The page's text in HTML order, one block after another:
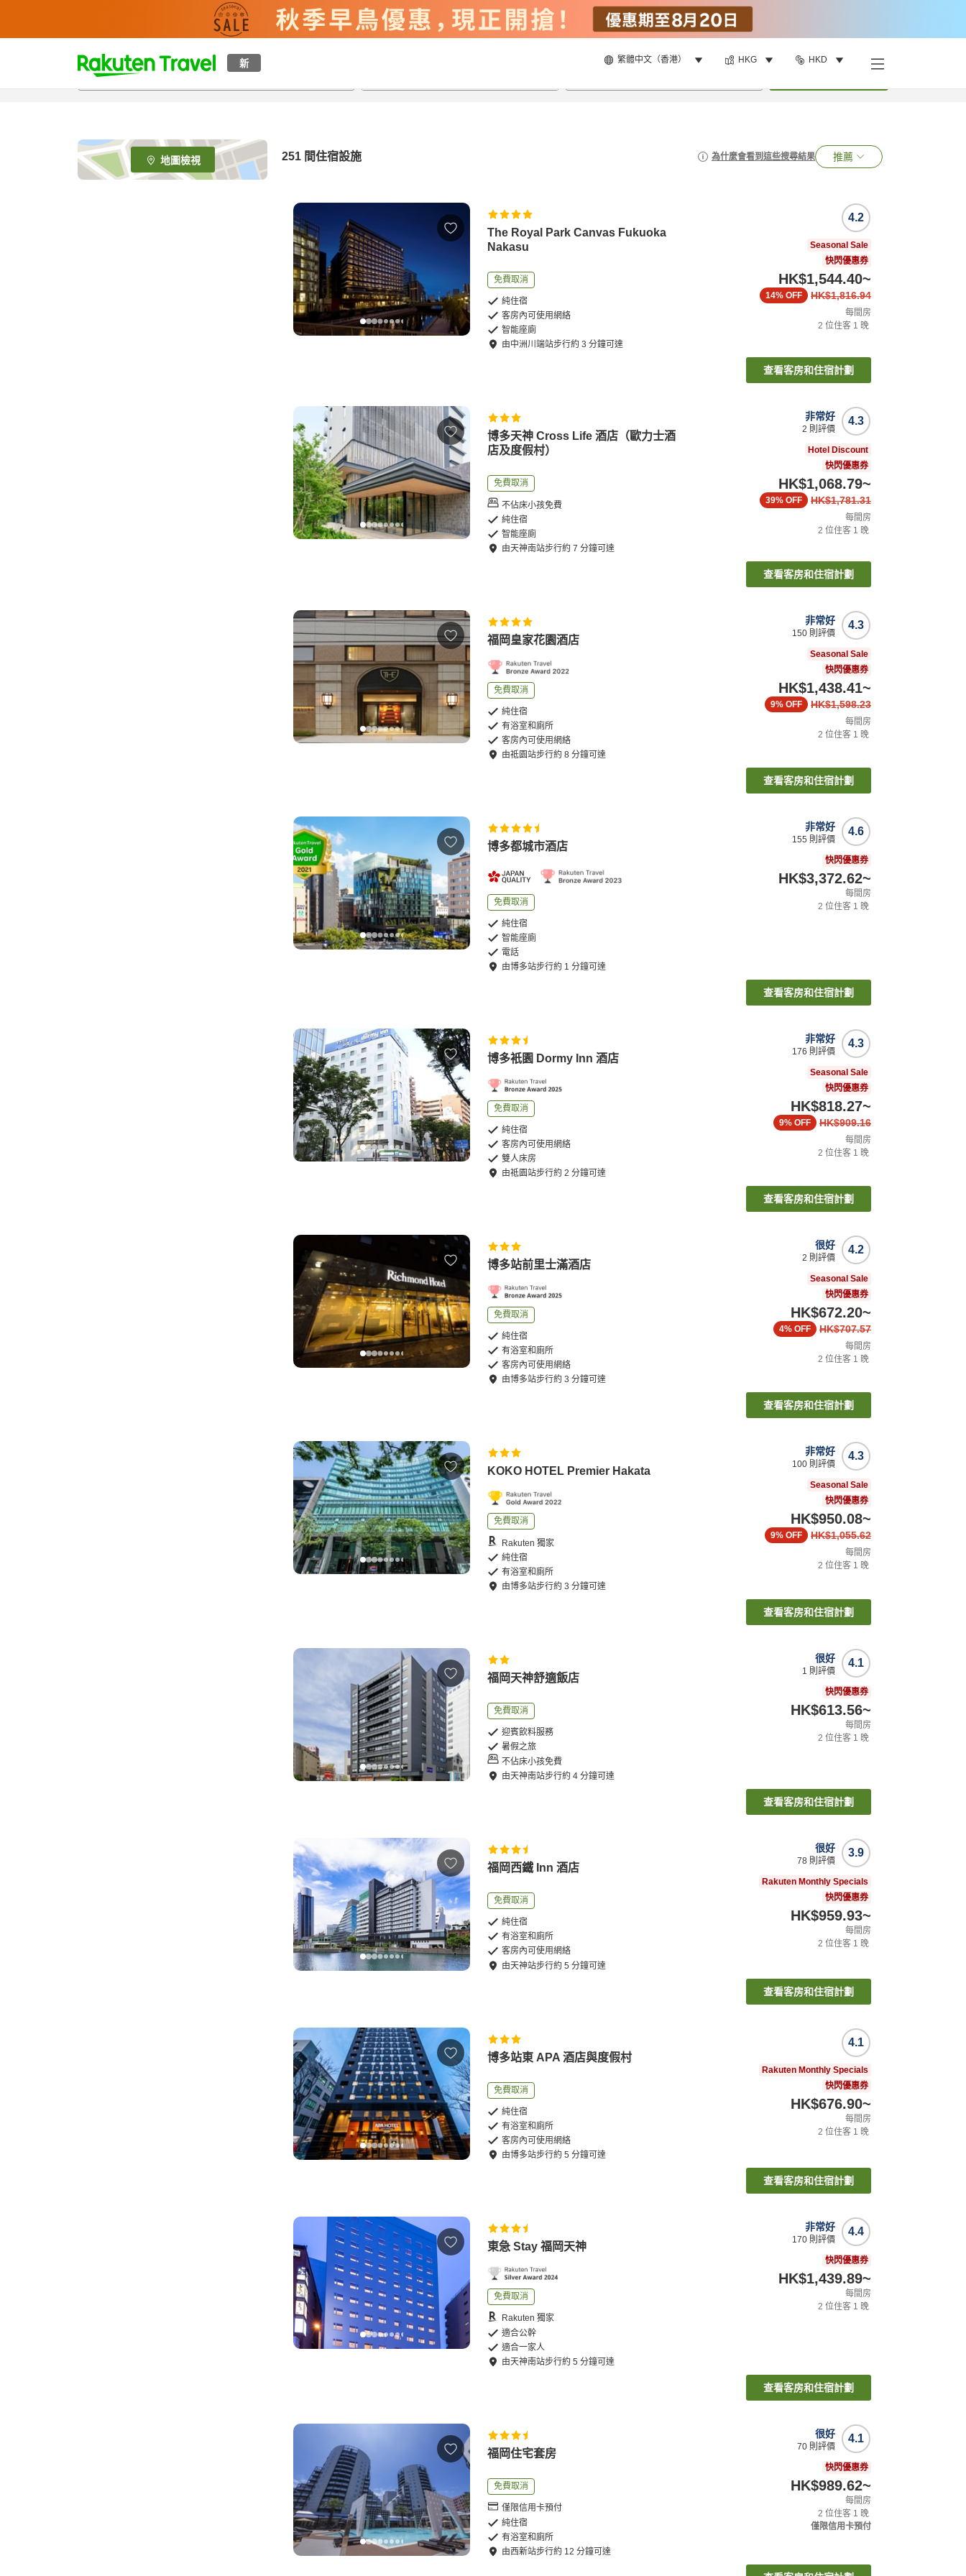
新 繁體中文（香港） HKG HKD
t
p
e
_
s
地圖檢視 251 間住宿設施 為什麼會看到這些搜尋結果 推薦
The Royal Park Canvas Fukuoka
Nakasu
免費取消
純住宿
客房內可使用網絡
智能座廁
由中洲川端站步行約3 分鐘可達
4.2
Seasonal Sale
快閃優惠券
HK$1,544.40~
HK$1,816.94
14% OFF
每間房
2 位住客 1 晚
查看客房和住宿計劃
博多天神 Cross Life 酒店（歐力士酒
店及度假村）
免費取消
不佔床小孩免費
純住宿
智能座廁
由天神南站步行約7 分鐘可達
4.3
非常好
2 則評價
Hotel Discount
快閃優惠券
HK$1,068.79~
HK$1,781.31
39% OFF
每間房
2 位住客 1 晚
查看客房和住宿計劃
福岡皇家花園酒店
免費取消
純住宿
有浴室和廁所
客房內可使用網絡
由祗園站步行約8 分鐘可達
4.3
非常好
150 則評價
Seasonal Sale
快閃優惠券
HK$1,438.41~
HK$1,598.23
9% OFF
每間房
2 位住客 1 晚
查看客房和住宿計劃
博多都城市酒店
免費取消
純住宿
智能座廁
電話
由博多站步行約 1 分鐘可達
4.6
非常好
155 則評價
快閃優惠券
HK$3,372.62~
每間房
2 位住客 1 晚
查看客房和住宿計劃
博多衹園 Dormy Inn 酒店
免費取消
純住宿
客房內可使用網絡
雙人床房
由祗園站步行約2 分鐘可達
4.3
非常好
176 則評價
Seasonal Sale
快閃優惠券
HK$818.27~
HK$909.16
9% OFF
每間房
2 位住客 1 晚
查看客房和住宿計劃
博多站前里士滿酒店
免費取消
純住宿
有浴室和廁所
客房內可使用網絡
由博多站步行約3 分鐘可達
4.2
很好
2 則評價
Seasonal Sale
快閃優惠券
HK$672.20~
HK$707.57
4% OFF
每間房
2 位住客 1 晚
查看客房和住宿計劃
KOKO HOTEL Premier Hakata
免費取消
Rakuten 獨家
純住宿
有浴室和廁所
由博多站步行約3 分鐘可達
4.3
非常好
100 則評價
Seasonal Sale
快閃優惠券
HK$950.08~
HK$1,055.62
9% OFF
每間房
2 位住客 1 晚
查看客房和住宿計劃
福岡天神舒適飯店
免費取消
迎賓飲料服務
暑假之旅
不佔床小孩免費
由天神南站步行約4 分鐘可達
4.1
很好
1 則評價
快閃優惠券
HK$613.56~
每間房
2 位住客 1 晚
查看客房和住宿計劃
福岡西鐵 Inn 酒店
免費取消
純住宿
有浴室和廁所
客房內可使用網絡
由天神站步行約5 分鐘可達
3.9
很好
78 則評價
Rakuten Monthly Specials
快閃優惠券
HK$959.93~
每間房
2 位住客 1 晚
查看客房和住宿計劃
博多站東 APA 酒店與度假村
免費取消
純住宿
有浴室和廁所
客房內可使用網絡
由博多站步行約5 分鐘可達
4.1
Rakuten Monthly Specials
快閃優惠券
HK$676.90~
每間房
2 位住客 1 晚
查看客房和住宿計劃
東急 Stay 福岡天神
免費取消
Rakuten 獨家
適合公幹
適合一家人
由天神南站步行約5 分鐘可達
4.4
非常好
170 則評價
快閃優惠券
HK$1,439.89~
每間房
2 位住客 1 晚
查看客房和住宿計劃
福岡住宅套房
免費取消
僅限信用卡預付
純住宿
有浴室和廁所
由西新站步行約 12 分鐘可達
4.1
很好
70 則評價
快閃優惠券
HK$989.62~
每間房
2 位住客 1 晚
僅限信用卡預付